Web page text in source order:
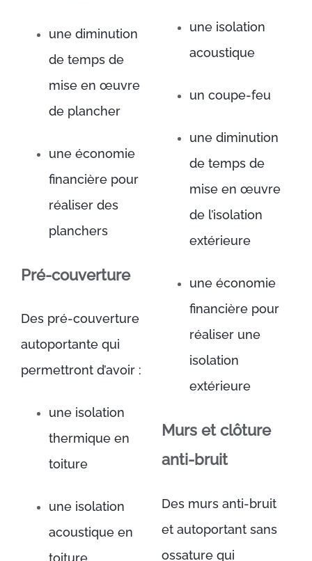
une diminution
de temps de
mise en œuvre
de plancher
une économie
financière pour
réaliser des
planchers
Pré-couverture
Des pré-couverture
autoportante qui
permettront d’avoir :
une isolation
thermique en
toiture
une isolation
acoustique en
une isolation
acoustique
un coupe-feu
une diminution
de temps de
mise en œuvre
de l’isolation
extérieure
une économie
financière pour
réaliser une
isolation
extérieure
Murs et clôture
anti-bruit
Des murs anti-bruit
et autoportant sans
ossature qui